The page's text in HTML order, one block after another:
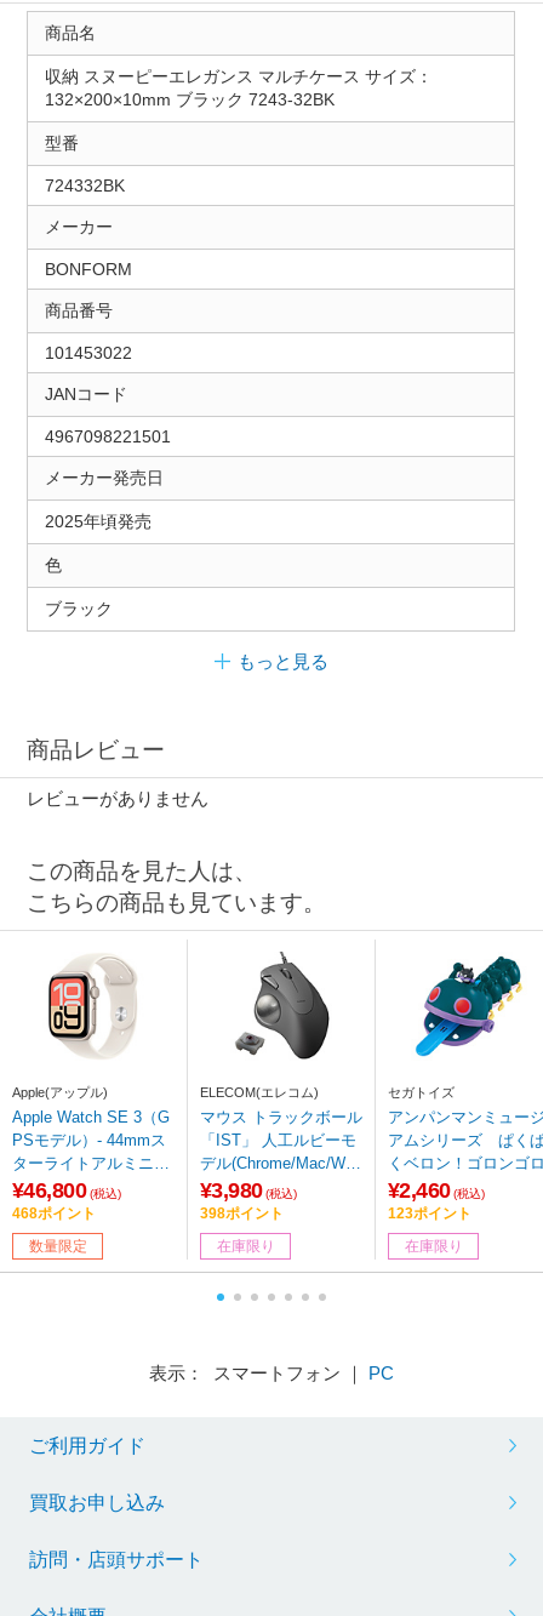
商品名
収納 スヌーピーエレガンス マルチケース サイズ：
132×200×10mm ブラック 7243-32BK
型番
724332BK
メーカー
BONFORM
商品番号
101453022
JANコード
4967098221501
メーカー発売日
2025年頃発売
色
ブラック
もっと見る
商品レビュー
レビューがありません
この商品を見た人は、
こちらの商品も見ています。
Apple(アップル)
Apple Watch SE 3（G
PSモデル）- 44mmス
ターライトアルミニウ
ムケースとスターライ
トスポーツバンド - S/
M MEHG4J/A 【sof0
01】
¥46,800 (税込)
468ポイント
数量限定
ELECOM(エレコム)
マウス トラックボール
「IST」 人工ルビーモ
デル(Chrome/Mac/Win
dows11対応) ブラック
M-IT10URBK ［IR LE
D /有線 /5ボタン /US
B］
¥3,980 (税込)
398ポイント
在庫限り
セガトイズ
アンパンマンミュー
アムシリーズ ぱく
くベロン！ゴロンゴ
¥2,460 (税込)
123ポイント
在庫限り
表示： スマートフォン ｜ PC
ご利用ガイド
買取お申し込み
訪問・店頭サポート